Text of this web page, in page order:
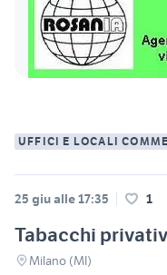
UFFICI E LOCALI
25 giu alle 17:35 1
Tabacchi
Milano (MI)